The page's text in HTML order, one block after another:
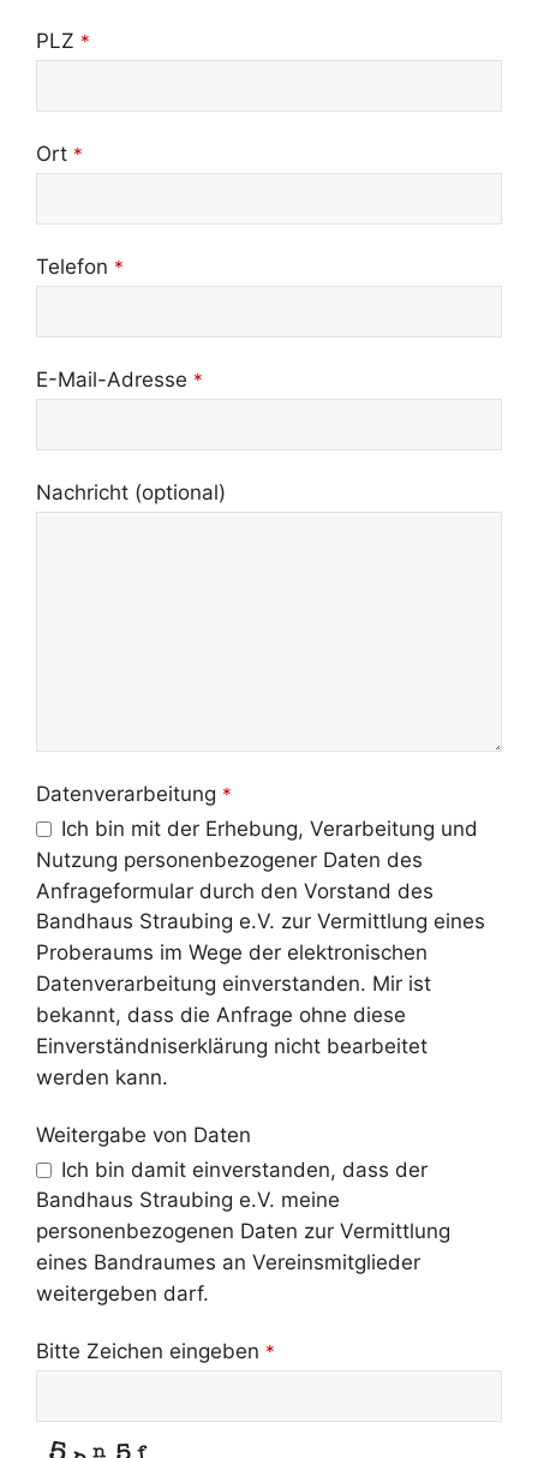
PLZ *
Ort *
Telefon *
E-Mail-Adresse *
Nachricht (optional)
Datenverarbeitung *
Ich bin mit der Erhebung, Verarbeitung und
Nutzung personenbezogener Daten des
Anfrageformular durch den Vorstand des
Bandhaus Straubing e.V. zur Vermittlung eines
Proberaums im Wege der elektronischen
Datenverarbeitung einverstanden. Mir ist
bekannt, dass die Anfrage ohne diese
Einverständniserklärung nicht bearbeitet
werden kann.
Weitergabe von Daten
Ich bin damit einverstanden, dass der
Bandhaus Straubing e.V. meine
personenbezogenen Daten zur Vermittlung
eines Bandraumes an Vereinsmitglieder
weitergeben darf.
Phone
Bitte Zeichen eingeben *